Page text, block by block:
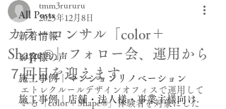
All Posts
新着情報
お客様の声
施工事例｜マンションリノベーション
施工事例｜店舗・法人様・事業主様向け
カラーコンサル「color＋
Shape®」フォロー会、運用から
７回目を迎えます
tmm3rururu
2025年12月8日
エトレクルールデザインオフィスで運用して
いる「color＋Shape®」体験者を対象にした